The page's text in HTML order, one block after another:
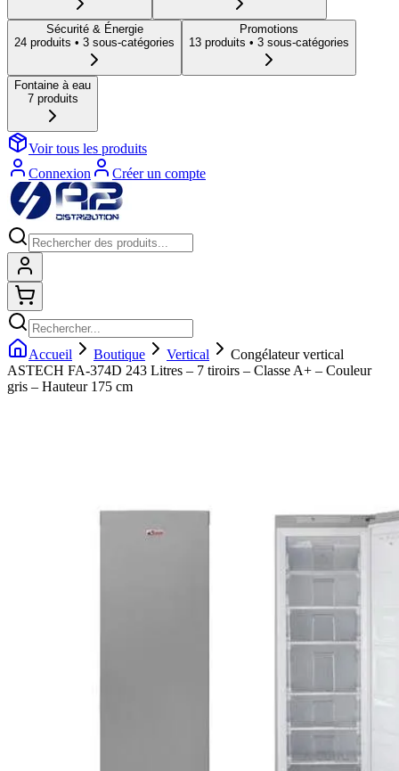
Sécurité & Énergie
24 produits • 3 sous-catégories
Promotions
13 produits • 3 sous-catégories
Fontaine à eau
7produits
Voir tous les produits
Connexion
Créer un compte
Accueil Boutique Vertical
Congélateur vertical
ASTECH FA-374D 243 Litres – 7 tiroirs – Classe A+ – Couleur
gris – Hauteur 175 cm